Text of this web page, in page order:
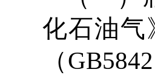
化石油气
（